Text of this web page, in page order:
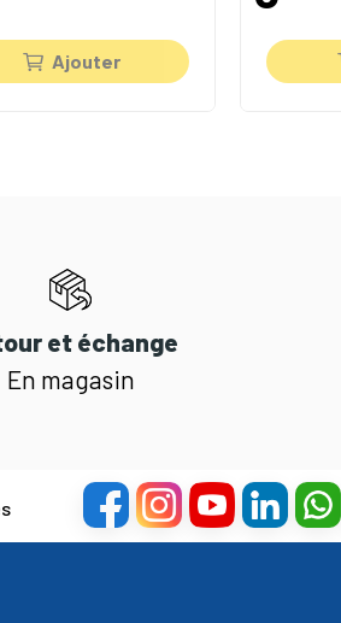
Ajouter
et échange
En magasin